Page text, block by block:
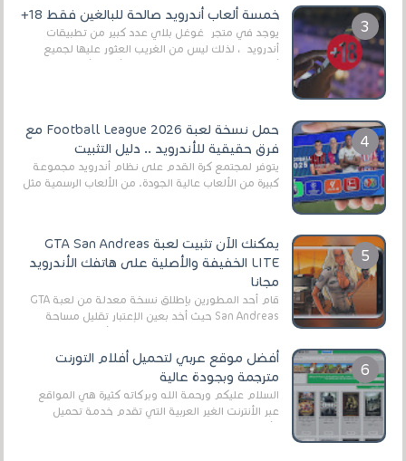
خمسة ألعاب أندرويد صالحة للبالغين فقط 18+
يوجد في متجر غوغل بلاي عدد كبير من تطبيقات
أندرويد ، لذلك ليس من الغريب العثور عليها لجميع
حمل نسخة لعبة Football League 2026 مع
فرق حقيقية للأندرويد .. دليل التثبيت
يتوفر لمجتمع كرة القدم على نظام أندرويد مجموعة
كبيرة من الألعاب عالية الجودة. من الألعاب الرسمية مثل
يمكنك الآن تثبيت لعبة GTA San Andreas
LITE الخفيفة والأصلية على هاتفك الأندرويد
مجانا
قام أحد المطورين بإطلاق نسخة معدلة من لعبة GTA
San Andreas حيث أخد بعين الإعتبار تقليل مساحة
أفضل موقع عربي لتحميل أفلام التورنت
مترجمة وبجودة عالية
السلام عليكم ورحمة الله وبركاته كثيرة هي المواقع
عبر الأنترنت الغير العربية التي تقدم خدمة تحميل
الأفلام على التورنت ، ومعظم هذه المواقع ل...